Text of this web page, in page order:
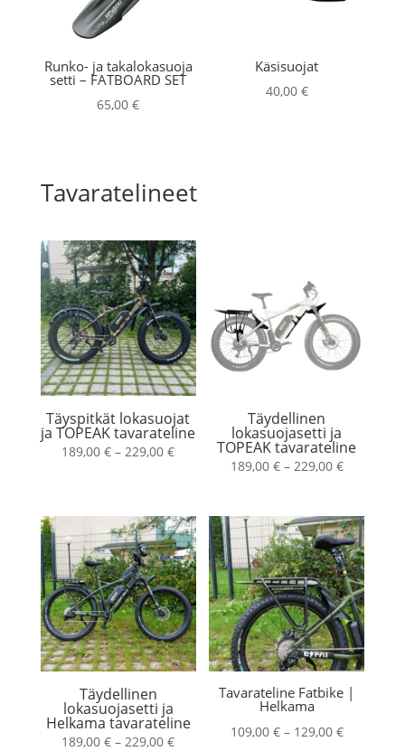
Runko- ja takalokasuoja
setti – FATBOARD SET
65,00€
Käsisuojat
40,00 €
Tavaratelineet
Täyspitkät lokasuojat
ja TOPEAK tavarateline
189,00€ – 229,00€Hintaluokka:
229,00 €
Täydellinen
lokasuojasetti ja
TOPEAK tavarateline
189,00 € – 229,00 €
-
229,00 €
Täydellinen
lokasuojasetti ja
Helkama tavarateline
189,00€ – 229,00€Hintaluokka:
Tavarateline Fatbike |
Helkama
109,00 € – 129,00 €